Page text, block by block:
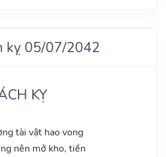
kỵ 05/07/2042
KỴ
tài vật hao vong
nên mở kho, tiền